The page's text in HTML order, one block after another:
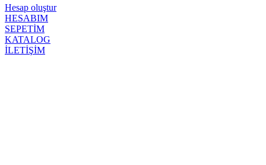
Hesap oluştur
HESABIM
SEPETİM
KATALOG
İLETİŞİM